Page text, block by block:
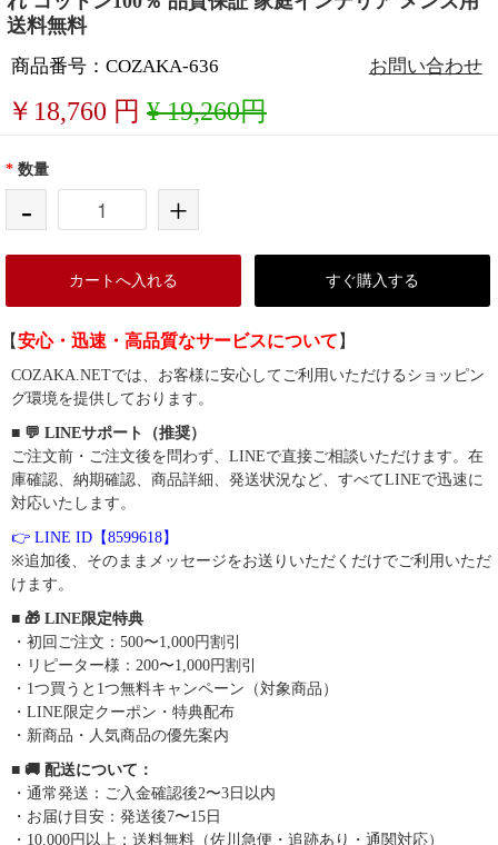
送料無料
商品番号：COZAKA-636 お問い合わせ
￥ 18,760 円 ¥ 19,260円
* 数量
- +
カートへ入れる すぐ購入する
【安心・迅速・高品質なサービスについて 】
COZAKA.NETでは、お客様に安心してご利用いただけるショッピン
グ環境を提供しております。
■ 💬 LINEサポート（推奨）
ご注文前・ご注文後を問わず、LINEで直接ご相談いただけます。在
庫確認、納期確認、商品詳細、発送状況など、すべてLINEで迅速に
対応いたします。
👉 LINE ID【8599618】
※追加後、そのままメッセージをお送りいただくだけでご利用いただ
けます。
■ 🎁 LINE限定特典
・初回ご注文：500〜1,000円割引
・リピーター様：200〜1,000円割引
・1つ買うと1つ無料キャンペーン（対象商品）
・LINE限定クーポン・特典配布
・新商品・人気商品の優先案内
■ 🚚 配送について：
・通常発送：ご入金確認後2〜3日以内
・お届け目安：発送後7〜15日
・10,000円以上：送料無料（佐川急便・追跡あり・通関対応）